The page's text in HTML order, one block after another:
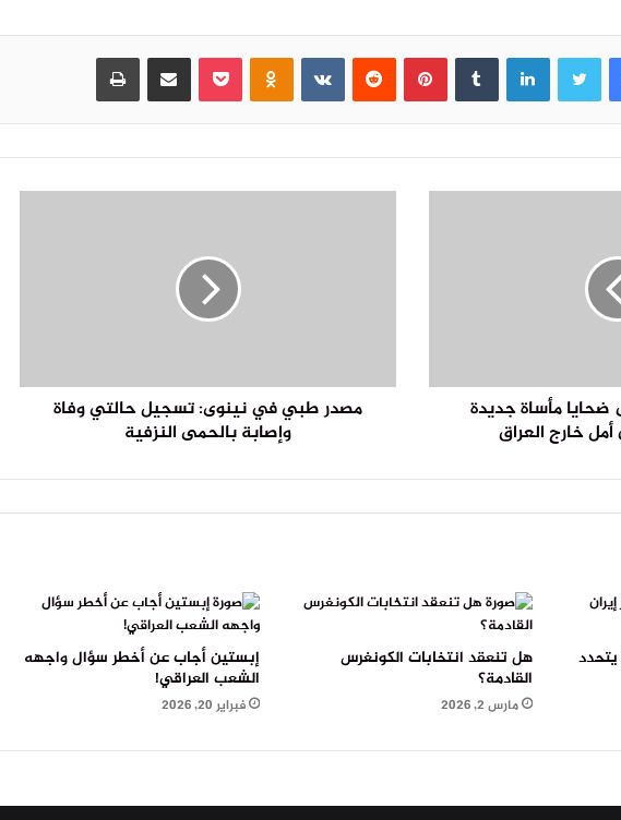
فيسبوك لينكدإن بينتيريست بوكيت مشاركة عبر البريد
مأساة جديدة
خارج العراق
مصدر طبي في نينوى: تسجيل حالتي وفاة
وإصابة بالحمى النزفية
يتحدد هل تنعقد انتخابات الكونغرس
القادمة؟
مارس 2, 2026
إبستين أجاب عن أخطر سؤال واجهه
الشعب العراقي!
فبراير 20, 2026